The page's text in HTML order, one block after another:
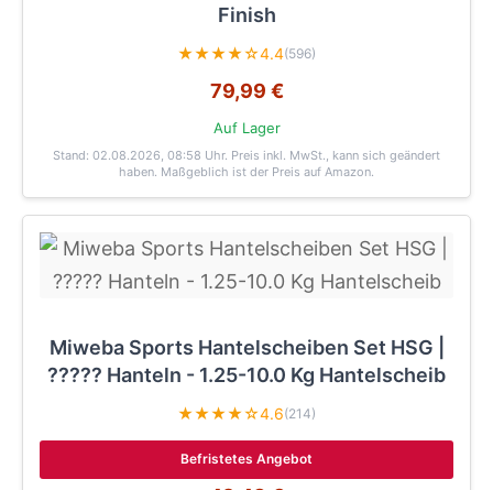
Finish
★★★★☆4.4(596)
79,99 €
Auf Lager
Stand: 02.08.2026, 08:58 Uhr. Preis inkl. MwSt., kann sich geändert
haben. Maßgeblich ist der Preis auf Amazon.
Miweba Sports Hantelscheiben Set HSG |
????? Hanteln - 1.25-10.0 Kg Hantelscheib
★★★★☆4.6(214)
Befristetes Angebot